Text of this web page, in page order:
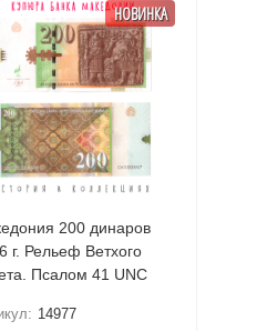
НОВИНКА
200 динаров
г. Рельеф Ветхого
Псалом 41 UNC
14977